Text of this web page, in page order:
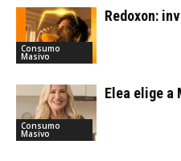
Consumo
Masivo
Redoxon:
Consumo
Masivo
Elea elige a